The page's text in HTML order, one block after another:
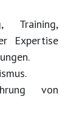
Training,
Expertise
von